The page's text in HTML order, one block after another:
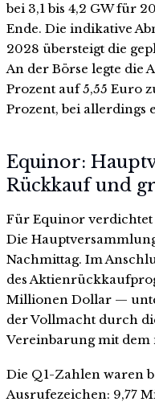
bei 3,1 bis 4,2 GW für
Ende. Die indikative
2028 übersteigt die
An der Börse legte die
Prozent auf 5,55 Euro
Prozent, bei allerdings
Equinor:
Rückkauf und
Für Equinor verdichtet
Die
Nachmittag. Im
des
Millionen Dollar —
der Vollmacht durch
Vereinbarung mit dem
Die Q1-Zahlen waren
Ausrufezeichen: 9,77